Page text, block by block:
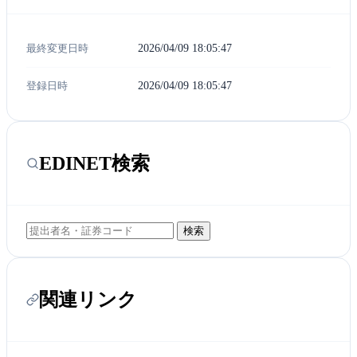
最終変更日時 2026/04/09 18:05:47
登録日時 2026/04/09 18:05:47
EDINET検索
検索
関連リンク